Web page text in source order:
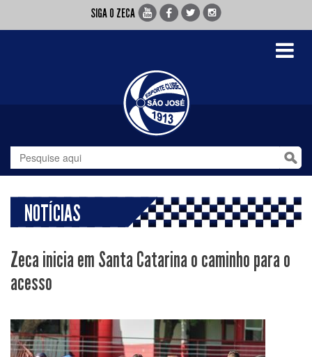
SIGA O ZECA
Toggle
NOTÍCIAS
Zeca inicia em Santa Catarina o caminho para o
acesso